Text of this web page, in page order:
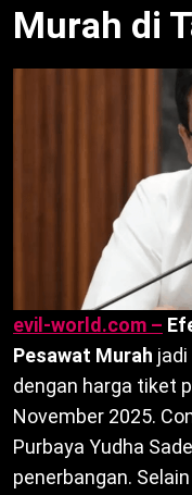
Murah di
evil-world.com –
Pesawat Murah
dengan harga tiket
November 2025.
Purbaya Yudha
penerbangan.